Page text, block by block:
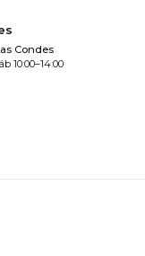
Condes
10:00–14:00